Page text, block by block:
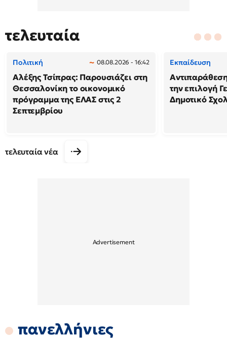
τελευταία
Πολιτική 08.08.2026 - 16:42
Αλέξης Τσίπρας: Παρουσιάζει στη
Θεσσαλονίκη το οικονομικό
πρόγραμμα της ΕΛΑΣ στις 2
Σεπτεμβρίου
Εκπαίδευση
την επιλογή
Δημοτικό
τελευταία νέα
πανελλήνιες